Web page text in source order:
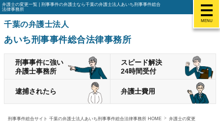
MENU
弁護士の変更一覧 | 刑事事件の弁護士なら千葉の弁護士法人あいち刑事事件総合
法律事務所
千葉の弁護士法人
あいち刑事事件総合法律事務所
刑事事件に強い
弁護士事務所
スピード解決
24時間受付
逮捕されたら 弁護士費用
刑事事件総合サイト 千葉の弁護士法人あいち刑事事件総合法律事務所 HOME 弁護士の変更